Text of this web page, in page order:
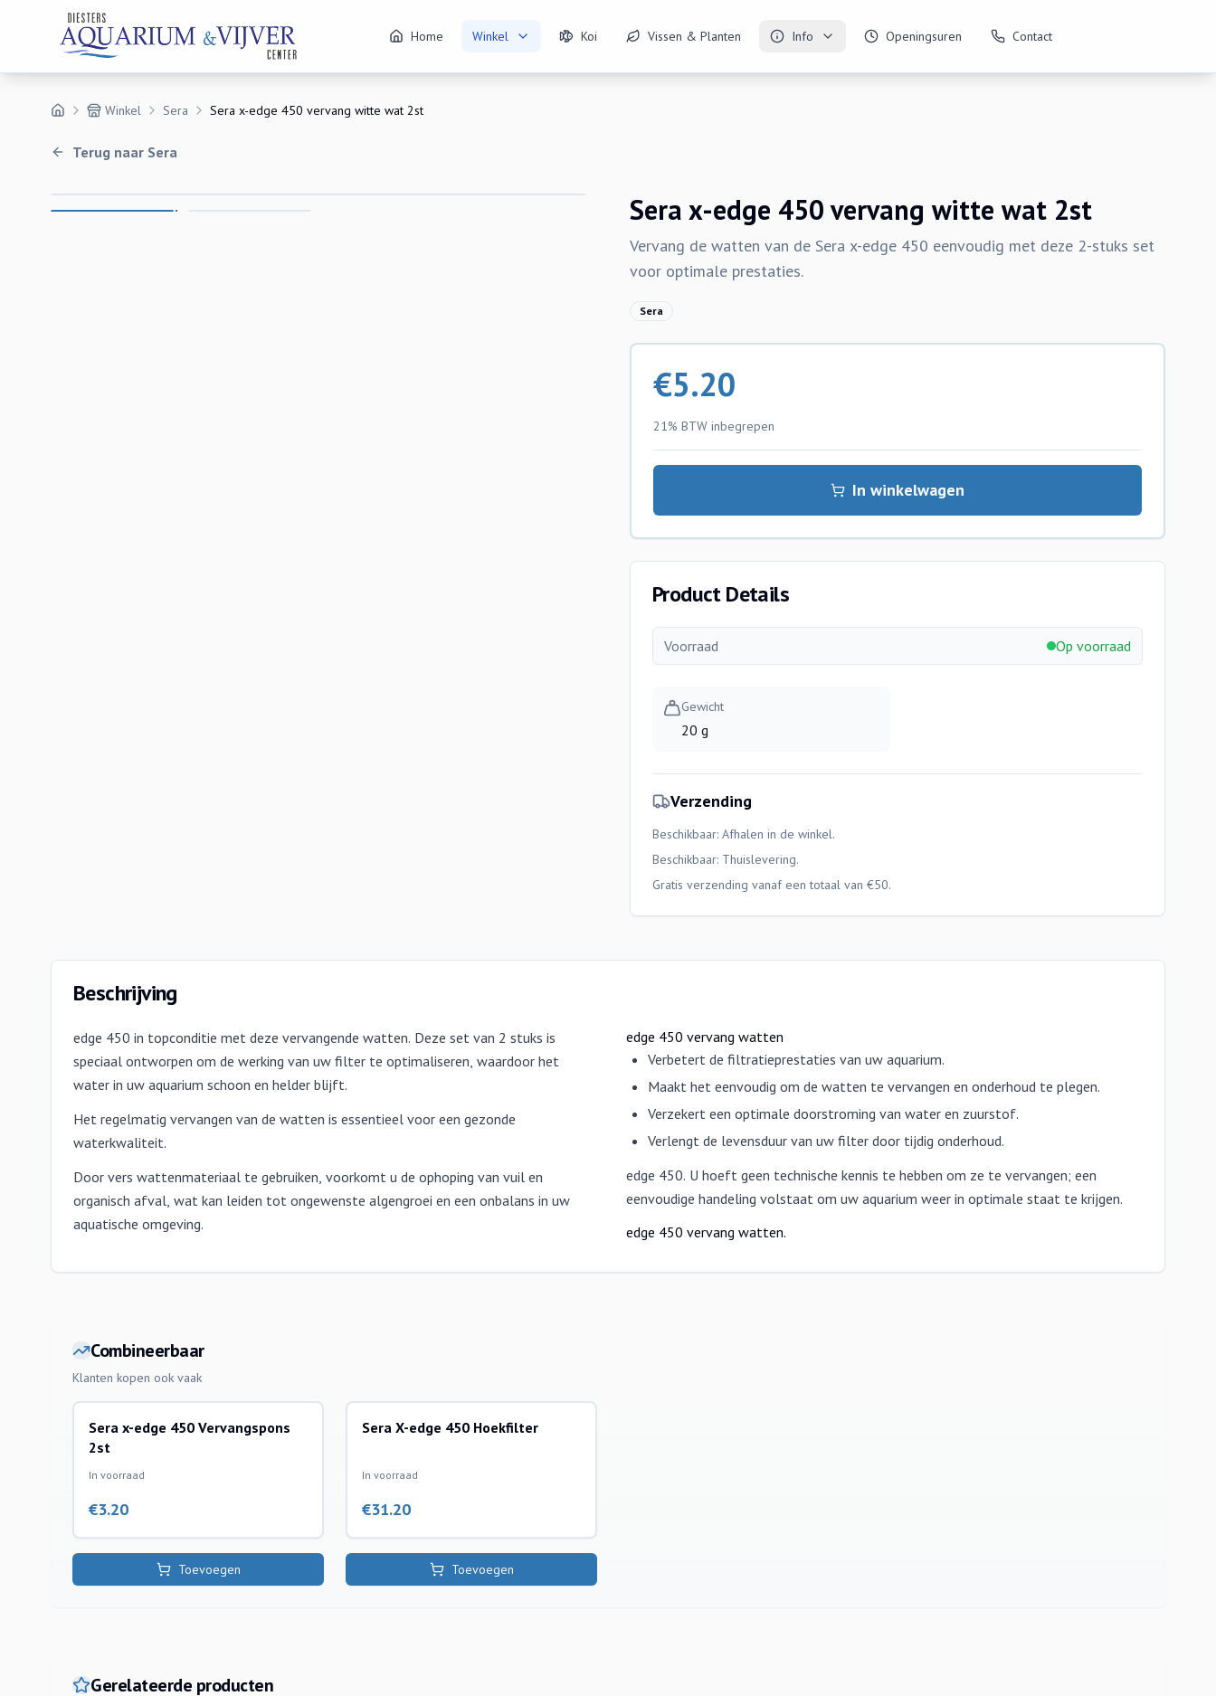
Home Winkel Koi Vissen & Planten Info Openingsuren Contact
Winkel Sera Sera x-edge 450 vervang witte wat 2st
Terug naar Sera
Sera x-edge 450 vervang witte wat 2st
Vervang de watten van de Sera x-edge 450 eenvoudig met deze 2-stuks set
voor optimale prestaties.
Sera
€5.20
21% BTW inbegrepen
In winkelwagen
Product Details
Voorraad Op voorraad
Gewicht
20 g
Verzending
Beschikbaar: Afhalen in de winkel.
Beschikbaar: Thuislevering.
Gratis verzending vanaf een totaal van €50.
Beschrijving
edge 450 in topconditie met deze vervangende watten. Deze set van 2 stuks is
speciaal ontworpen om de werking van uw filter te optimaliseren, waardoor het
water in uw aquarium schoon en helder blijft.
Het regelmatig vervangen van de watten is essentieel voor een gezonde
waterkwaliteit.
Door vers wattenmateriaal te gebruiken, voorkomt u de ophoping van vuil en
organisch afval, wat kan leiden tot ongewenste algengroei en een onbalans in uw
aquatische omgeving.
edge 450 vervang watten
Verbetert de filtratieprestaties van uw aquarium.
Maakt het eenvoudig om de watten te vervangen en onderhoud te plegen.
Verzekert een optimale doorstroming van water en zuurstof.
Verlengt de levensduur van uw filter door tijdig onderhoud.
edge 450. U hoeft geen technische kennis te hebben om ze te vervangen; een
eenvoudige handeling volstaat om uw aquarium weer in optimale staat te krijgen.
edge 450 vervang watten.
Combineerbaar
Klanten kopen ook vaak
sera
Sera x-edge 450 Vervangspons
2st
In voorraad
€3.20
Toevoegen
binnenfilters
Sera X-edge 450 Hoekfilter
In voorraad
€31.20
Toevoegen
Gerelateerde producten